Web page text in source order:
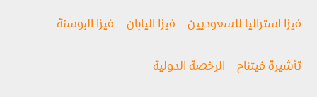
فيزا استراليا للسعوديين فيزا اليابان فيزا البوسنة
تأشيرة فيتنام الرخصة الدولية